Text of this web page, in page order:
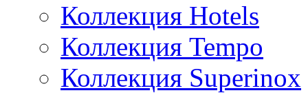
Коллекция Hotels
Коллекция Tempo
Коллекция Superinox